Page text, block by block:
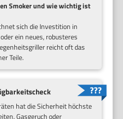
Smoker und wie wichtig ist
sich die Investition in
ein neues, robusteres
reicht oft das
Teile.
hat die Sicherheit höchste
Gasgeruch oder